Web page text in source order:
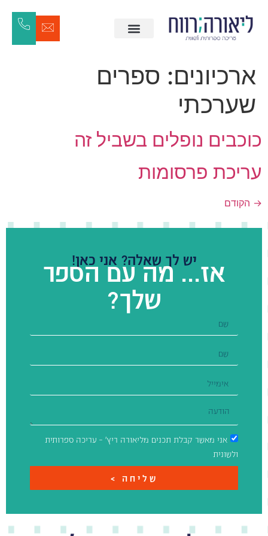
ארכיונים: ספרים
שערכתי
כוכבים נופלים בשביל זה
עריכת פרסומות
→ הקודם
יש לך שאלה? אני כאן!
אז... מה עם הספר
שלך?
אני מאשר קבלת תכנים מליאורה ריץ' – עריכה ספרותית
ולשונית
שליחה >